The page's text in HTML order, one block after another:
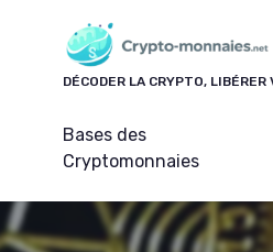
DÉCODER LA CRYPTO,
Bases des
Cryptomonnaies